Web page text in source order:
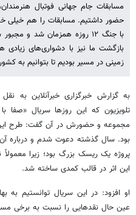
مسابقات جام جهانی فوتبال
حضور داشتیم. مسابقات را هم خیلی
با جنگ ۱۲ روزه همزمان شد و
زمینی در مسیر بودیم تا بتوانیم به
به گزارش خبرگزاری خبرآنلاین به
تلویزیون که این روزها سریال «صفا
مجموعه و حضورش در آن گفت: طرح
بود. سال گذشته دعوت شدم و درباره
پروژه یک ریسک بزرگ بود؛ زیرا
این اثر در قالب کمدی ساخته شد.
او افزود: در این سریال توانستیم
عین حال نقدهایی را نسبت به برخی